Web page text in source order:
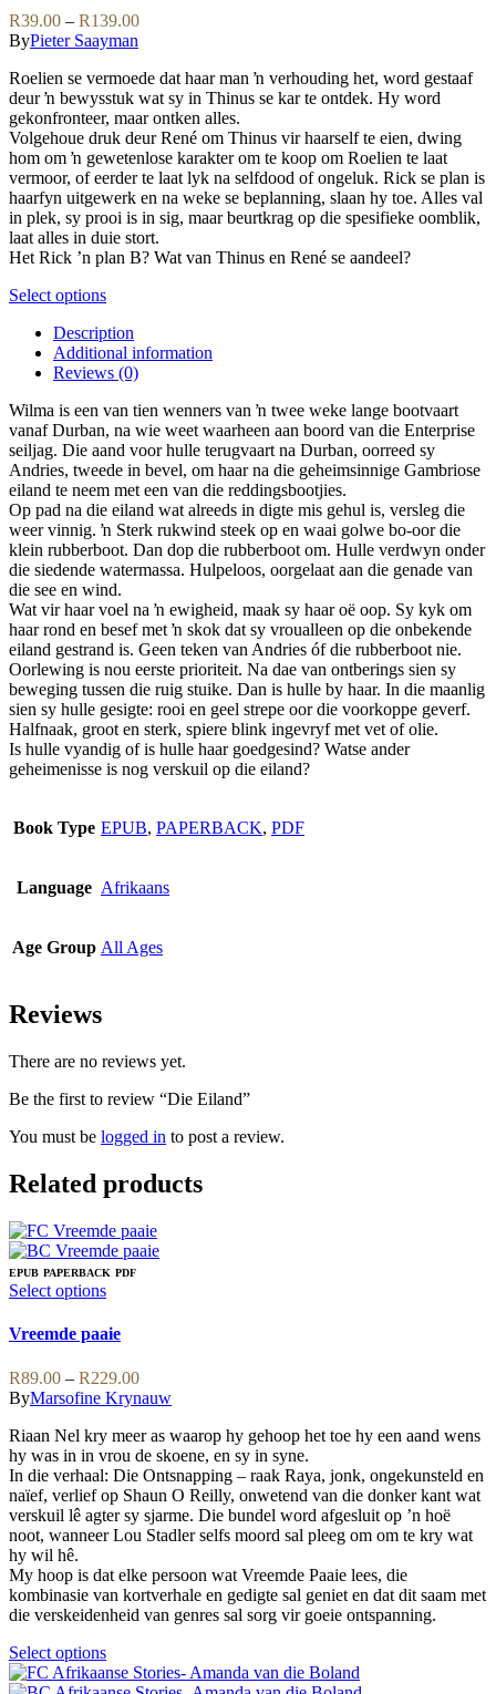
be
chosen
on
the
product
page
variants.
The
options
may
be
chosen
on
the
product
page
R39.00 – R139.00Price
through
R139.00
ByPieter Saayman
Roelien se vermoede dat haar man ŉ verhouding het, word gestaaf
deur ŉ bewysstuk wat sy in Thinus se kar te ontdek. Hy word
gekonfronteer, maar ontken alles.
Volgehoue druk deur René om Thinus vir haarself te eien, dwing
hom om ŉ gewetenlose karakter om te koop om Roelien te laat
vermoor, of eerder te laat lyk na selfdood of ongeluk. Rick se plan is
haarfyn uitgewerk en na weke se beplanning, slaan hy toe. Alles val
in plek, sy prooi is in sig, maar beurtkrag op die spesifieke oomblik,
laat alles in duie stort.
Het Rick ’n plan B? Wat van Thinus en René se aandeel?
Select optionsThis
has
multiple
variants.
options
may
be
chosen
on
the
product
page
Description
Additional information
Reviews (0)
Wilma is een van tien wenners van ŉ twee weke lange bootvaart
vanaf Durban, na wie weet waarheen aan boord van die Enterprise
seiljag. Die aand voor hulle terugvaart na Durban, oorreed sy
Andries, tweede in bevel, om haar na die geheimsinnige Gambriose
eiland te neem met een van die reddingsbootjies.
Op pad na die eiland wat alreeds in digte mis gehul is, versleg die
weer vinnig. ŉ Sterk rukwind steek op en waai golwe bo-oor die
klein rubberboot. Dan dop die rubberboot om. Hulle verdwyn onder
die siedende watermassa. Hulpeloos, oorgelaat aan die genade van
die see en wind.
Wat vir haar voel na ŉ ewigheid, maak sy haar oë oop. Sy kyk om
haar rond en besef met ŉ skok dat sy vroualleen op die onbekende
eiland gestrand is. Geen teken van Andries óf die rubberboot nie.
Oorlewing is nou eerste prioriteit. Na dae van ontberings sien sy
beweging tussen die ruig stuike. Dan is hulle by haar. In die maanlig
sien sy hulle gesigte: rooi en geel strepe oor die voorkoppe geverf.
Halfnaak, groot en sterk, spiere blink ingevryf met vet of olie.
Is hulle vyandig of is hulle haar goedgesind? Watse ander
geheimenisse is nog verskuil op die eiland?
Book Type EPUB, PAPERBACK, PDF
Language Afrikaans
Age Group All Ages
Reviews
There are no reviews yet.
Be the first to review “Die Eiland”
You must be logged in to post a review.
Related products
EPUB PAPERBACK PDF
Select optionsThis
has
variants.
The
options
may
be
chosen
on
the
product
Vreemde paaie
R89.00 – R229.00Price
range:
through
R229.00
ByMarsofine Krynauw
Riaan Nel kry meer as waarop hy gehoop het toe hy een aand wens
hy was in in vrou de skoene, en sy in syne.
In die verhaal: Die Ontsnapping – raak Raya, jonk, ongekunsteld en
naïef, verlief op Shaun O Reilly, onwetend van die donker kant wat
verskuil lê agter sy sjarme. Die bundel word afgesluit op ’n hoë
noot, wanneer Lou Stadler selfs moord sal pleeg om om te kry wat
hy wil hê.
My hoop is dat elke persoon wat Vreemde Paaie lees, die
kombinasie van kortverhale en gedigte sal geniet en dat dit saam met
die verskeidenheid van genres sal sorg vir goeie ontspanning.
Select optionsThis
product